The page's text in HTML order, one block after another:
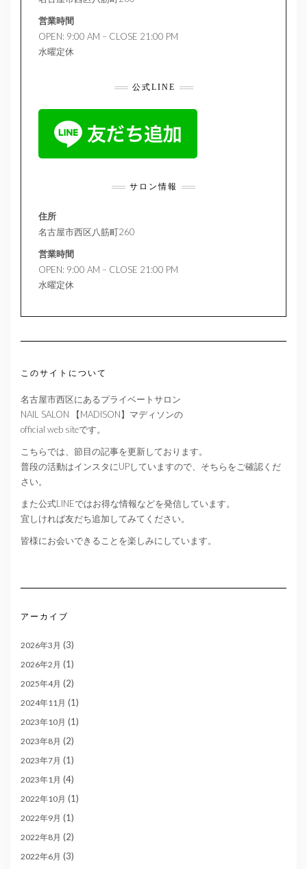
営業時間
OPEN: 9:00 AM – CLOSE 21:00 PM
水曜定休
公式LINE
サロン情報
住所
名古屋市西区八筋町260
営業時間
OPEN: 9:00 AM – CLOSE 21:00 PM
水曜定休
このサイトについて
名古屋市西区にあるプライベートサロン
NAIL SALON 【MADISON】マディソンの
official web siteです。
こちらでは、節目の記事を更新しております。
普段の活動はインスタにUPしていますので、そちらをご確認くだ
さい。
また公式LINEではお得な情報などを発信しています。
宜しければ友だち追加してみてください。
皆様にお会いできることを楽しみにしています。
アーカイブ
2026年3月 (3)
2026年2月 (1)
2025年4月 (2)
2024年11月 (1)
2023年10月 (1)
2023年8月 (2)
2023年7月 (1)
2023年1月 (4)
2022年10月 (1)
2022年9月 (1)
2022年8月 (2)
2022年6月 (3)